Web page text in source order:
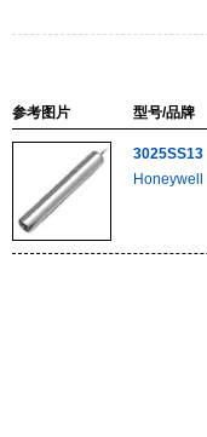
参考图片 型号/品牌
3025SS13
Honeywell